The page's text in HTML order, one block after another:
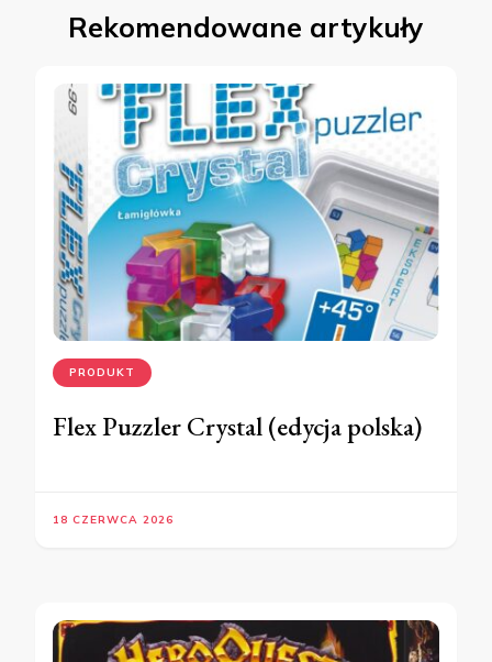
Rekomendowane artykuły
PRODUKT
Flex Puzzler Crystal (edycja polska)
18 CZERWCA 2026